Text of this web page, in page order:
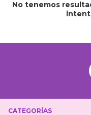
No tenemos
CATEGORÍAS